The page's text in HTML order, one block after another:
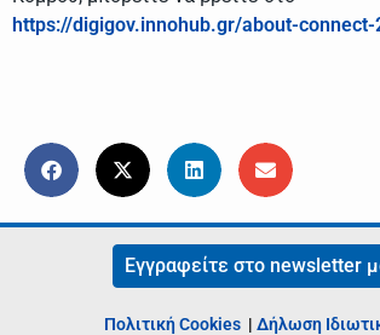
https://digigov.innohub.gr/about-
Εγγραφείτε στο newsletter
Πολιτική Cookies | Δήλωση